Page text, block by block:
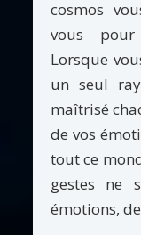
cosmos
vous
Lorsque
un seul
maîtrisé
de vos
tout ce
gestes ne
émotions,